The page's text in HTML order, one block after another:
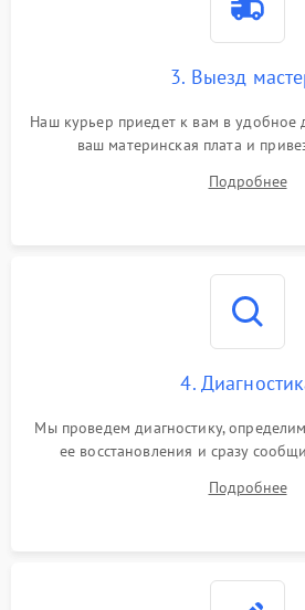
3. Выезд
Наш курьер приедет к вам в удобное
ваш материнская плата и
Подробнее
4.
Мы проведем диагностику,
ее восстановления и сразу
Подробнее